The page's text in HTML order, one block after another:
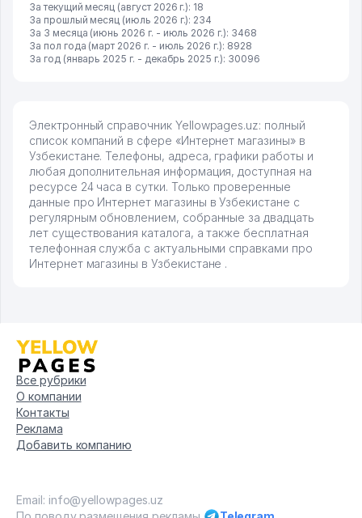
За текущий месяц (август 2026 г.): 18
За прошлый месяц (июль 2026 г.): 234
За 3 месяца (июнь 2026 г. - июль 2026 г.): 3468
За пол года (март 2026 г. - июль 2026 г.): 8928
За год (январь 2025 г. - декабрь 2025 г.): 30096
Электронный справочник Yellowpages.uz: полный
список компаний в сфере «Интернет магазины» в
Узбекистане. Телефоны, адреса, графики работы и
любая дополнительная информация, доступная на
ресурсе 24 часа в сутки. Только проверенные
данные про Интернет магазины в Узбекистане с
регулярным обновлением, собранные за двадцать
лет существования каталога, а также бесплатная
телефонная служба с актуальными справками про
Интернет магазины в Узбекистане .
Все рубрики
О компании
Контакты
Реклама
Добавить компанию
Email: info@yellowpages.uz